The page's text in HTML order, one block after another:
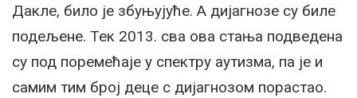
Дакле, било је збуњујуће. А дијагнозе су биле
подељене. Тек 2013. сва ова стања подведена
су под поремећаје у спектру аутизма, па је и
самим тим број деце с дијагнозом порастао.